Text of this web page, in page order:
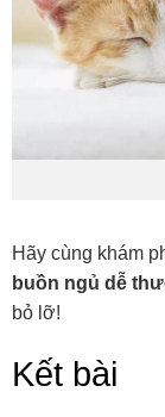
Hãy cùng khám
buồn ngủ dễ
bỏ lỡ!
Kết bài